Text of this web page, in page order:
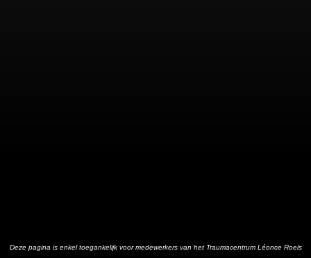
Deze pagina is enkel toegankelijk voor medewerkers van het Traumacentrum Léonce Roels